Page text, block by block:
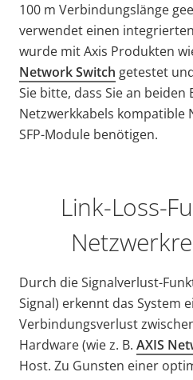
100 m Verbindungslänge
verwendet einen
wurde mit Axis Produkten
Network Switch getestet
Sie bitte, dass Sie an beiden
Netzwerkkabels kompatible
SFP-Module benötigen.
Link-Loss-
Durch die Signalverlust-
Signal) erkennt das System
Verbindungsverlust
Hardware (wie z. B. AXIS
Host. Zu Gunsten einer